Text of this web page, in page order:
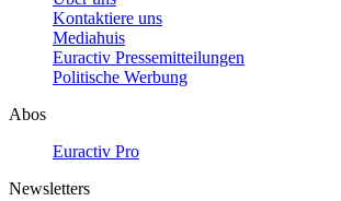
Kontaktiere uns
Mediahuis
Euractiv Pressemitteilungen
Politische Werbung
Abos
Euractiv Pro
Newsletters